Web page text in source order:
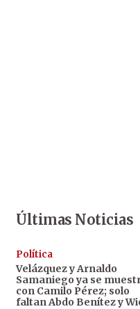
Últimas Noticias
Política
Velázquez y Arnaldo
Samaniego ya se
con Camilo Pérez; solo
faltan Abdo Benítez y